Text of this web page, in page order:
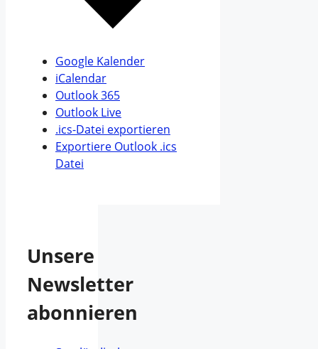
Google Kalender
iCalendar
Outlook 365
Outlook Live
.ics-Datei exportieren
Exportiere Outlook .ics
Datei
Unsere
Newsletter
abonnieren